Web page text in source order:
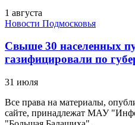
1 августа
Новости Подмосковья
Свыше 30 населенных
газифицировали по
31 июля
Все права на материалы,
сайте, принадлежат МАУ